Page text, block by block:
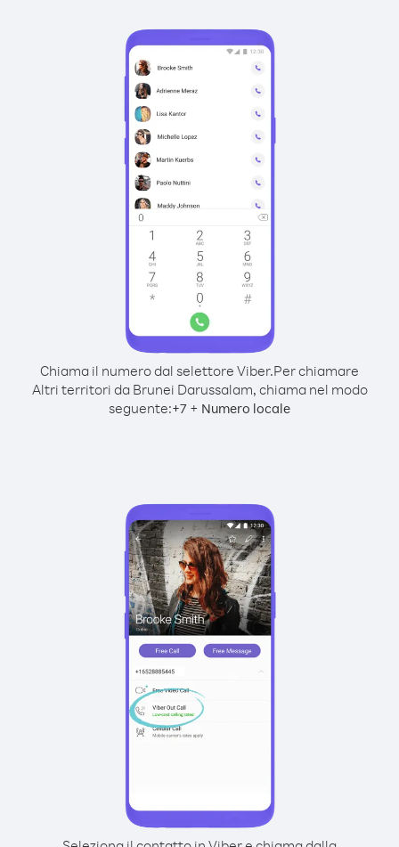
Chiama il numero dal selettore Viber.Per chiamare
Altri territori da Brunei Darussalam, chiama nel modo
seguente:+7 + Numero locale